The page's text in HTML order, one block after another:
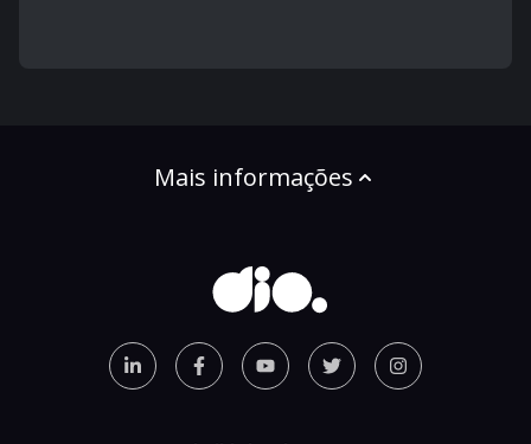
Mais informações